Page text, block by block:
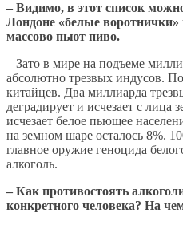
– Видимо, в этот список
Лондоне «белые
массово пьют пиво.
– Зато в мире на подъеме
абсолютно трезвых индусов.
китайцев. Два миллиарда
деградирует и исчезает с лица
исчезает белое пьющее
на земном шаре осталось 8%.
главное оружие геноцида
алкоголь.
– Как противостоять
конкретного человека? На